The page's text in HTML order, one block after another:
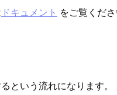
ドキュメント をご覧くだ
という流れになります。